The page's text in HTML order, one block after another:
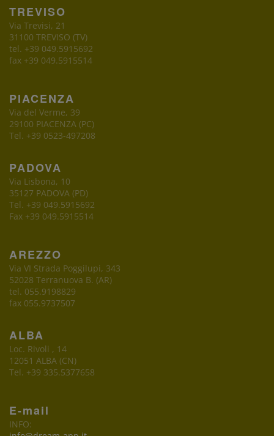
TREVISO
Via Trevisi, 21
31100 TREVISO (TV)
tel. +39 049.5915692
fax +39 049.5915514
PIACENZA
Via del Verme, 39
29100 PIACENZA (PC)
Tel. +39 0523-497208
PADOVA
Via Lisbona, 10
35127 PADOVA (PD)
Tel. +39 049.5915692
Fax +39 049.5915514
AREZZO
Via VI Strada Poggilupi, 343
52028 Terranuova B. (AR)
tel. 055.9198829
fax 055.9737507
ALBA
Loc. Rivoli , 14
12051 ALBA (CN)
Tel. +39 335.5377658
E-mail
INFO: